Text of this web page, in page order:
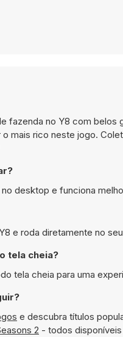
fazenda no Y8 com
mais rico neste jogo.
desktop e funciona
e roda diretamente no
tela cheia?
tela cheia para uma
e descubra títulos
2 - todos